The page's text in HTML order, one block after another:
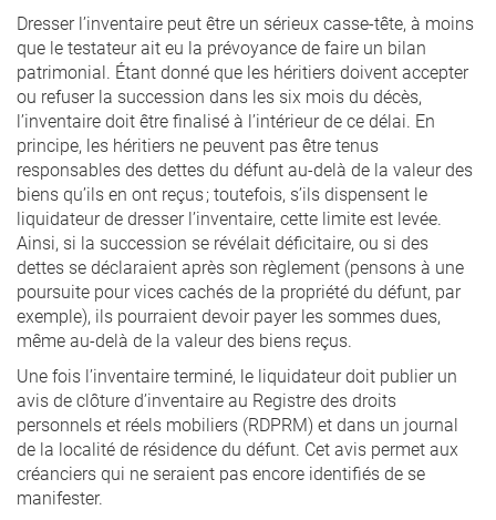
Dresser l’inventaire peut être un sérieux casse-tête, à moins
que le testateur ait eu la prévoyance de faire un bilan
patrimonial. Étant donné que les héritiers doivent accepter
ou refuser la succession dans les six mois du décès,
l’inventaire doit être finalisé à l’intérieur de ce délai. En
principe, les héritiers ne peuvent pas être tenus
responsables des dettes du défunt au-delà de la valeur des
biens qu’ils en ont reçus ; toutefois, s’ils dispensent le
liquidateur de dresser l’inventaire, cette limite est levée.
Ainsi, si la succession se révélait déficitaire, ou si des
dettes se déclaraient après son règlement (pensons à une
poursuite pour vices cachés de la propriété du défunt, par
exemple), ils pourraient devoir payer les sommes dues,
même au-delà de la valeur des biens reçus.
Une fois l’inventaire terminé, le liquidateur doit publier un
avis de clôture d’inventaire au Registre des droits
personnels et réels mobiliers (RDPRM) et dans un journal
de la localité de résidence du défunt. Cet avis permet aux
créanciers qui ne seraient pas encore identifiés de se
manifester.